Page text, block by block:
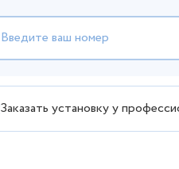
Заказать установку у